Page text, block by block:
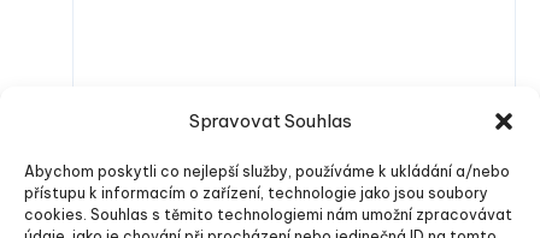
Spravovat Souhlas
Abychom poskytli co nejlepší služby, používáme k ukládání a/nebo
přístupu k informacím o zařízení, technologie jako jsou soubory
cookies. Souhlas s těmito technologiemi nám umožní zpracovávat